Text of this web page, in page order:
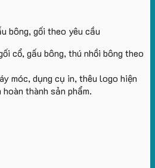
cổ, gấu bông, thú nhồi bông theo
móc, dụng cụ in, thêu logo hiện
thành sản phẩm.